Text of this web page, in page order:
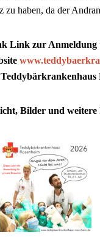
zu haben, da der
Link zur Anmeldung
Teddybärkrankenhaus
Bilder und